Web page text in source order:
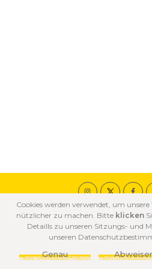
© 2020 ÖZKA Alle
COOKIE
DATENSCHUTZ
BESTİMMUNGEN
Cookies werden verwendet, um
nützlicher zu machen. Bitte klicken
Detaills zu unseren Sitzungs- und
unseren
Genau